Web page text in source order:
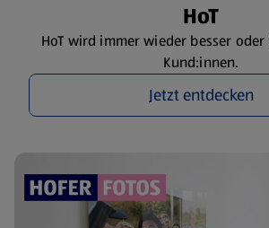
HoT
HoT wird immer wieder besser
Kund:innen.
Jetzt entdecken